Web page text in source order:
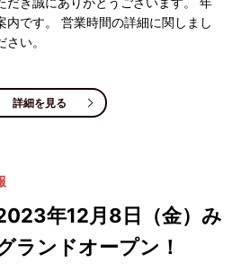
内です。 営業時間の詳細に関しまし
い。
詳細を見る
年12月8日（金）み
ランドオープン！